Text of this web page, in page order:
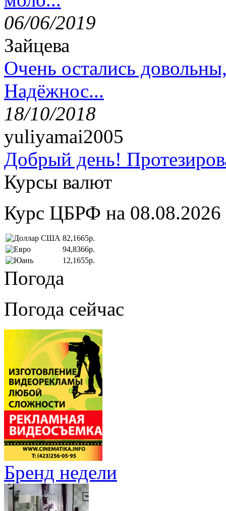
06/06/2019
Зайцева
Очень остались
Надёжнос...
18/10/2018
yuliyamai2005
Добрый день!
Курсы валют
Курс ЦБРФ на 08.08.2026
82,1665р.
94,8366р.
12,1655р.
Погода
Погода сейчас
Бренд недели